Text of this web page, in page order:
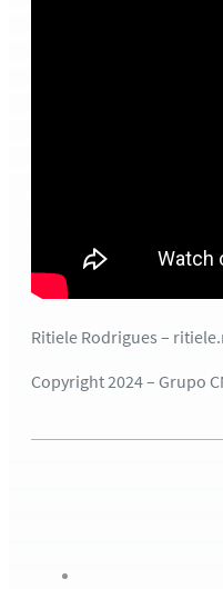
Ritiele Rodrigues –
Copyright 2024 – Grupo